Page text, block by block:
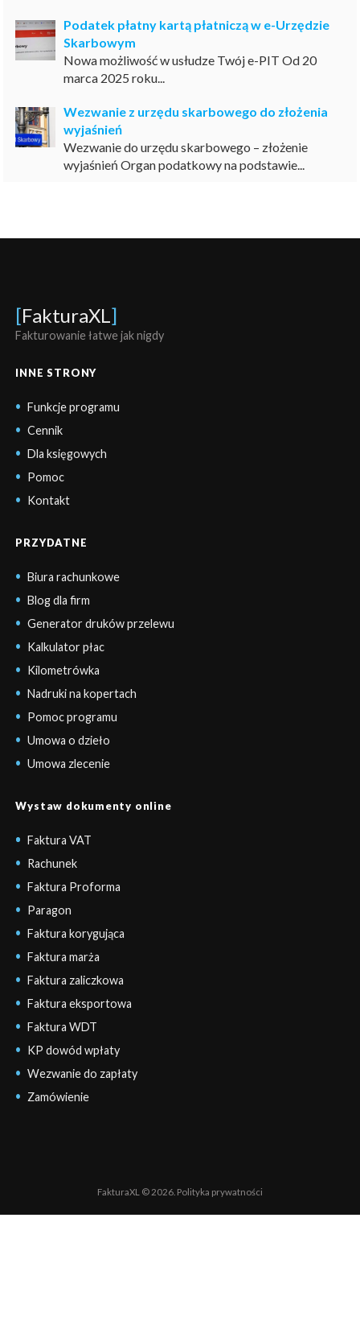
Podatek płatny kartą płatniczą w e-Urzędzie
Skarbowym
Nowa możliwość w usłudze Twój e-PIT Od 20
marca 2025 roku...
Wezwanie z urzędu skarbowego do złożenia
wyjaśnień
Wezwanie do urzędu skarbowego – złożenie
wyjaśnień Organ podatkowy na podstawie...
[FakturaXL]
Fakturowanie łatwe jak nigdy
INNE STRONY
Funkcje programu
Cennik
Dla księgowych
Pomoc
Kontakt
PRZYDATNE
Biura rachunkowe
Blog dla firm
Generator druków przelewu
Kalkulator płac
Kilometrówka
Nadruki na kopertach
Pomoc programu
Umowa o dzieło
Umowa zlecenie
Wystaw dokumenty online
Faktura VAT
Rachunek
Faktura Proforma
Paragon
Faktura korygująca
Faktura marża
Faktura zaliczkowa
Faktura eksportowa
Faktura WDT
KP dowód wpłaty
Wezwanie do zapłaty
Zamówienie
FakturaXL © 2026. Polityka prywatności